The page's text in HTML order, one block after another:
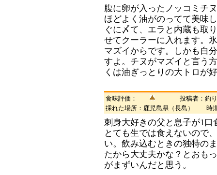
腹に卵が入ったノッコミチ
ほどよく油がのってて美味
ぐに〆て、エラと内蔵も取
せてクーラーに入れます。
マズイからです。しかも自
すよ。チヌがマズイと言う
くは油ぎっとりの大トロが
食味評価：
投稿者：釣
採れた場所：鹿児島県（長島） 時
刺身大好きの父と息子が1
とても生では食えないので
い。飲み込むときの独特の
たから大丈夫かな？とおも
がまずいんだと思う。